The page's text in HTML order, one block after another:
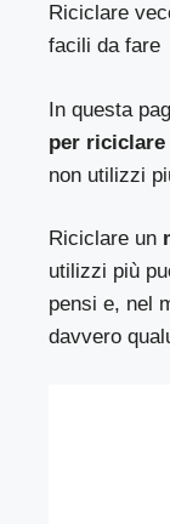
Riciclare
facili da fare
In questa
per
non utilizzi
Riciclare un
utilizzi più
pensi e, nel
davvero